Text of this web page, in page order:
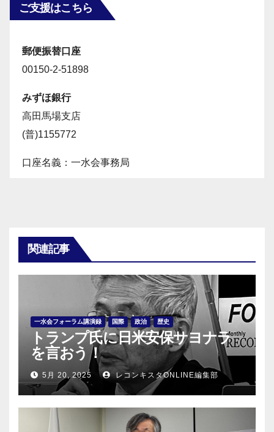
ご支援はこちら
郵便振替口座
00150-2-51898
みずほ銀行
高田馬場支店
(普)1155772
口座名義：一水会事務局
関連記事
一水会フォーラム講演録 国際 政治 歴史
トランプ氏に日米安保サヨナラ
を言おう！
5月 20, 2025 レコンキスタONLINE編集部